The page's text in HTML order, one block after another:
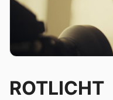
ROTLICHT